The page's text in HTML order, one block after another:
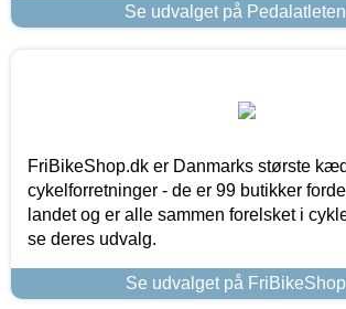
Se udvalget på
FriBikeShop.dk er Danmarks største
cykelforretninger - de er 99 butikker
landet og er alle sammen forelsket i
se deres udvalg.
Se udvalget på